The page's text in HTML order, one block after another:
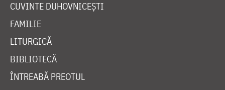
CUVINTE DUHOVNICEȘTI
FAMILIE
LITURGICĂ
BIBLIOTECĂ
ÎNTREABĂ PREOTUL